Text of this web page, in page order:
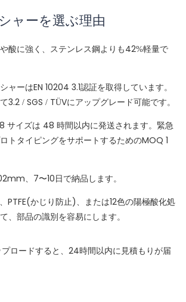
ャーを選ぶ理由
酸に強く、ステンレス鋼よりも42%軽量で
ャーはEN 10204 3.1認証を取得しています。
3.2 / SGS / TÜVにアップグレード可能です。
サイズは 48 時間以内に発送されます。緊急
トタイピングをサポートするためのMOQ 1
、7〜10日で納品します。
PTFE(かじり防止)、または12色の陽極酸化処
、部品の識別を容易にします。
ロードすると、24時間以内に見積もりが届